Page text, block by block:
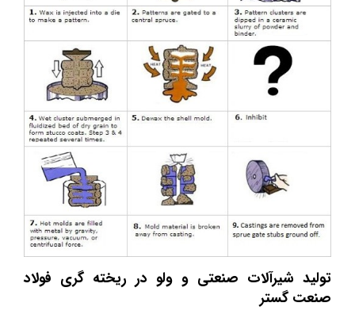
تولید شیرآلات صنعتی و ولو در ریخته گری فولاد
صنعت گستر